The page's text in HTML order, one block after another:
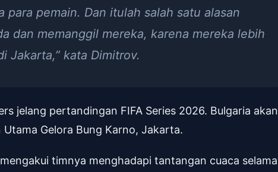
pemain. Dan itulah salah satu alasan
dan memanggil mereka, karena mereka lebih
Jakarta,” kata Dimitrov.
jelang pertandingan FIFA Series 2026. Bulgaria akan
Gelora Bung Karno, Jakarta.
timnya menghadapi tantangan cuaca selama